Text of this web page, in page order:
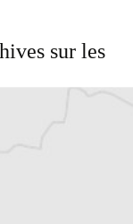
sur les